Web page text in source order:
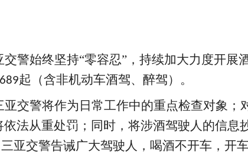
交警始终坚持“零容忍”，持续加大力度开展
689起（含非机动车酒驾、醉驾）。
交警将作为日常工作中的重点检查对象；
法从重处罚；同时，将涉酒驾驶人的信息
亚交警告诫广大驾驶人，喝酒不开车，开